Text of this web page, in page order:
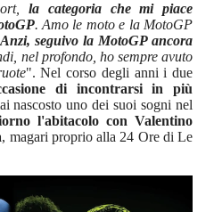
la categoria che mi piace
. Amo le moto e la MotoGP
Anzi, seguivo la MotoGP ancora
nel profondo, ho sempre avuto
". Nel corso degli anni i due
di incontrarsi in più
nascosto uno dei suoi sogni nel
l'abitacolo con Valentino
, magari proprio alla 24 Ore di Le